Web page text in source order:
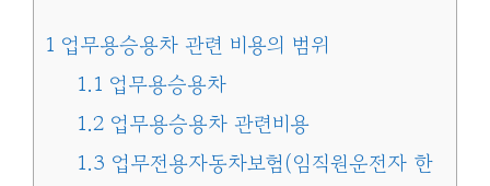
1 업무용승용차 관련 비용의 범위
1.1 업무용승용차
1.2업무용승용차 관련비용
1.3 업무전용자동차보험(임직원운전자 한